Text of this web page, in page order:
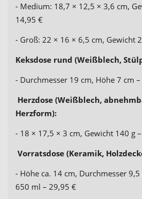
- Medium: 18,7 × 12,5 × 3,6 cm,
14,95 €
- Groß: 22 × 16 × 6,5 cm, Gewicht
Keksdose rund (Weißblech,
- Durchmesser 19 cm, Höhe 7 cm
Herzdose (Weißblech,
Herzform):
- 18 × 17,5 × 3 cm, Gewicht 140 g
Vorratsdose (Keramik,
- Höhe ca. 14 cm, Durchmesser
650 ml – 29,95 €